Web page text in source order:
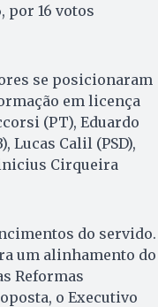
por 16 votos
se posicionaram
em licença
(PT), Eduardo
Lucas Calil (PSD),
Cirqueira
do servido.
um alinhamento do
Reformas
o Executivo